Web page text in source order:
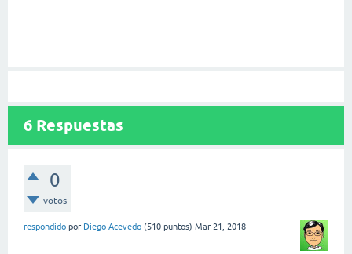
6 Respuestas
0
votos
respondido por Diego Acevedo (510 puntos) Mar 21, 2018